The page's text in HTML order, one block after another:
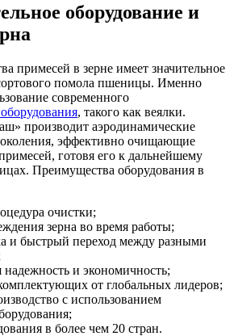
оборудование и
примесей в зерне имеет значительное
помола пшеницы. Именно
современного
, такого как веялки.
производит аэродинамические
эффективно очищающие
готовя его к дальнейшему
Преимущества оборудования в
очистки;
зерна во время работы;
и быстрый переход между разными
надежность и экономичность;
от глобальных лидеров;
с использованием
в более чем 20 стран.